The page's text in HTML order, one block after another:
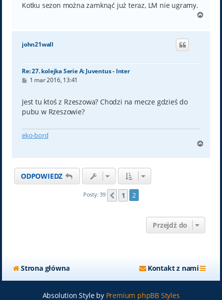
Kotku sezon można zamknąć już teraz, LM nie ugramy.
g
john21wall
Re: 27. kolejka Serie A: Juventus - Inter
P
t
1 mar 2016, 13:41
Jest tu ktoś z Rzeszowa? Chodzi na mecze gdzieś do
pubu w Rzeszowie?
eko-bord
g
ODPOWIEDZ
Posty: 39 Poprzednia
1 2
Przejdź do
Strona główna Kontakt z nami
Absolution Style by Premium phpBB Styles